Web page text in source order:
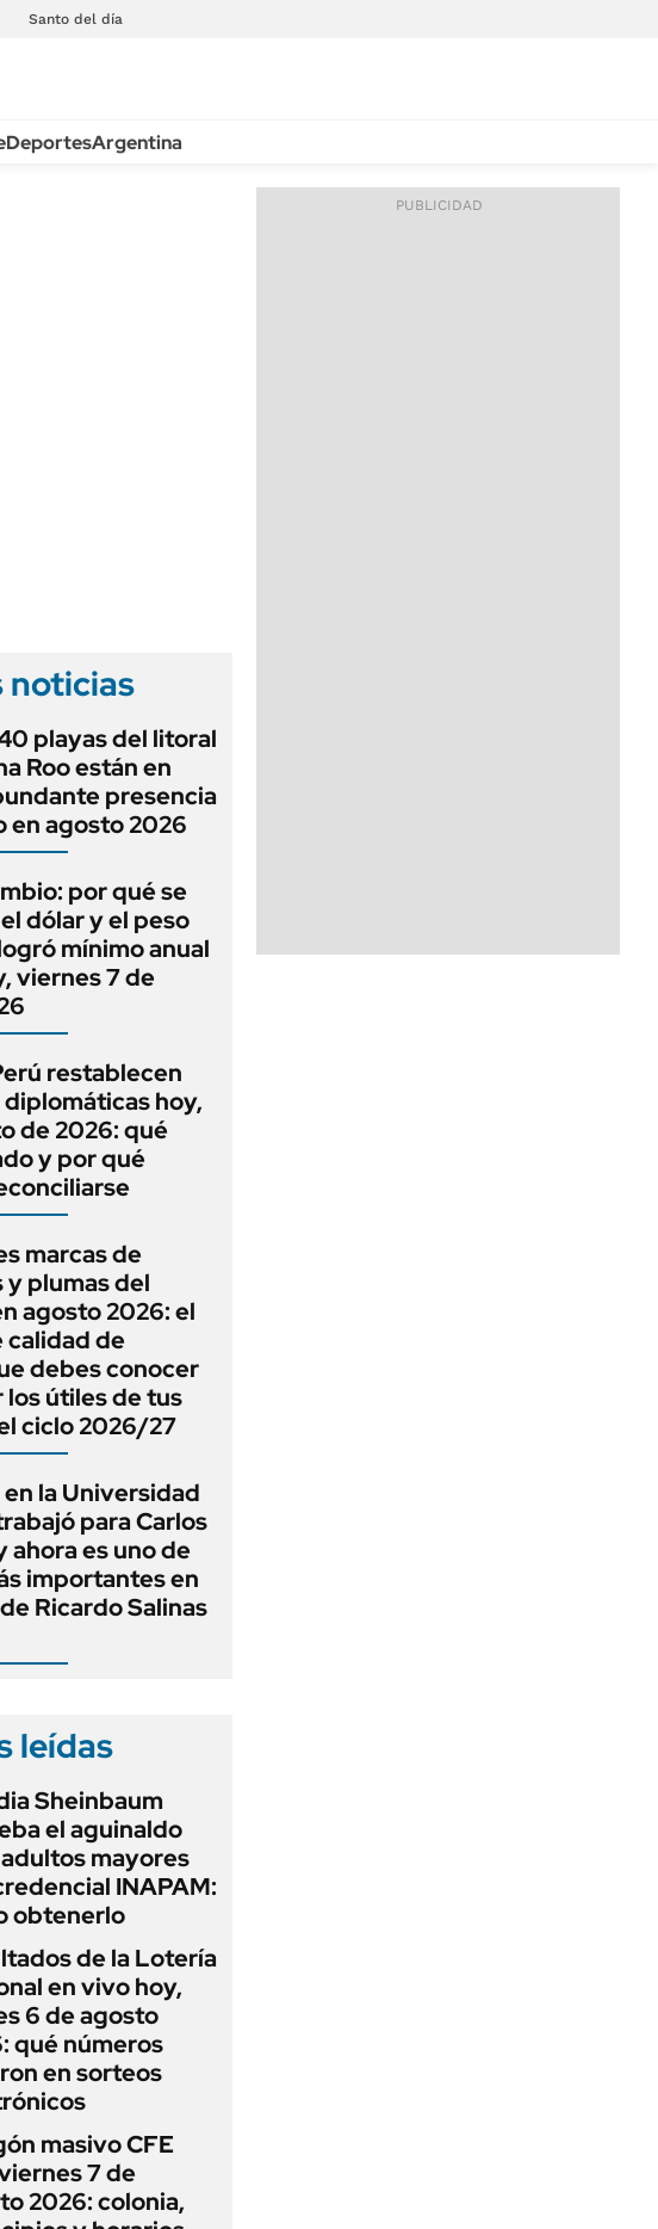
Santo del día
DeportesArgentina
noticias
playas del litoral
Roo están en
presencia
en agosto 2026
por qué se
dólar y el peso
mínimo anual
viernes 7 de
restablecen
hoy,
de 2026: qué
y por qué
marcas de
plumas del
agosto 2026: el
de
debes conocer
los útiles de tus
ciclo 2026/27
la Universidad
para Carlos
ahora es uno de
importantes en
Ricardo Salinas
leídas
Sheinbaum
el aguinaldo
mayores
INAPAM:
obtenerlo
de la Lotería
en vivo hoy,
6 de agosto
qué números
en sorteos
masivo CFE
7 de
2026: colonia,